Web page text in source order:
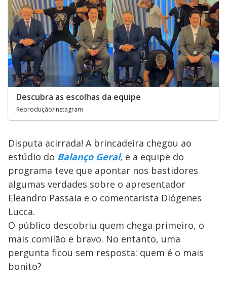
Descubra as escolhas da equipe
Reprodução/Instagram
Disputa acirrada! A brincadeira chegou ao
estúdio do Balanço Geral, e a equipe do
programa teve que apontar nos bastidores
algumas verdades sobre o apresentador
Eleandro Passaia e o comentarista Diógenes
Lucca.
O público descobriu quem chega primeiro, o
mais comilão e bravo. No entanto, uma
pergunta ficou sem resposta: quem é o mais
bonito?